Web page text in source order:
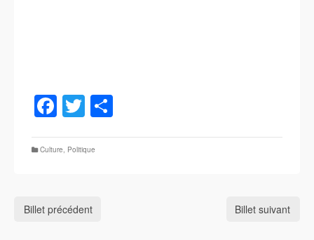
Facebook
Twitter
Culture, Politique
Billet précédent Billet suivant